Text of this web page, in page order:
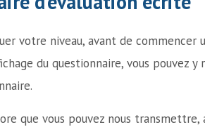
votre niveau, avant de
du questionnaire, vous pouvez y
que vous pouvez nous transmettre,